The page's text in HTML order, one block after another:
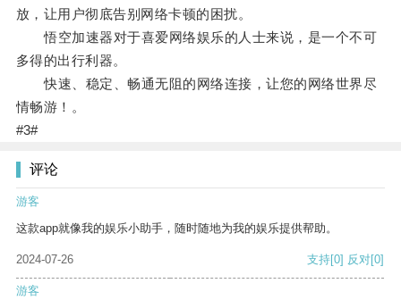
放，让用户彻底告别网络卡顿的困扰。
悟空加速器对于喜爱网络娱乐的人士来说，是一个不可
多得的出行利器。
快速、稳定、畅通无阻的网络连接，让您的网络世界尽
情畅游！。
#3#
评论
游客
这款app就像我的娱乐小助手，随时随地为我的娱乐提供帮助。
2024-07-26 支持[0] 反对[0]
游客